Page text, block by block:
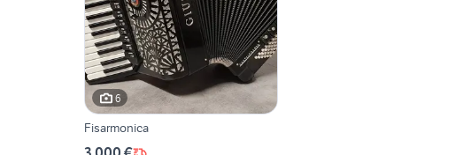
6
Fisarmonica